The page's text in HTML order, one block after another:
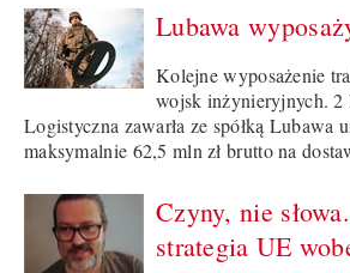
Lubawa
Kolejne wyposażenie
wojsk inżynieryjnych. 2
Logistyczna zawarła ze spółką Lubawa
maksymalnie 62,5 mln zł brutto na
Czyny, nie
strategia UE